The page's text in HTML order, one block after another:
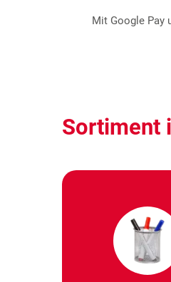
Mit Google Pay
Sortiment